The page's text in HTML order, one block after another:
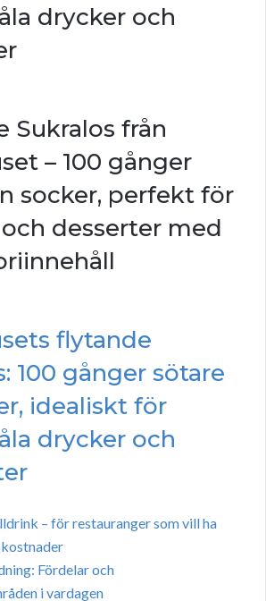
drycker och
Sukralos från
– 100 gånger
socker, perfekt för
desserter med
flytande
100 gånger sötare
idealiskt för
drycker och
– för restauranger som vill ha
Fördelar och
i vardagen